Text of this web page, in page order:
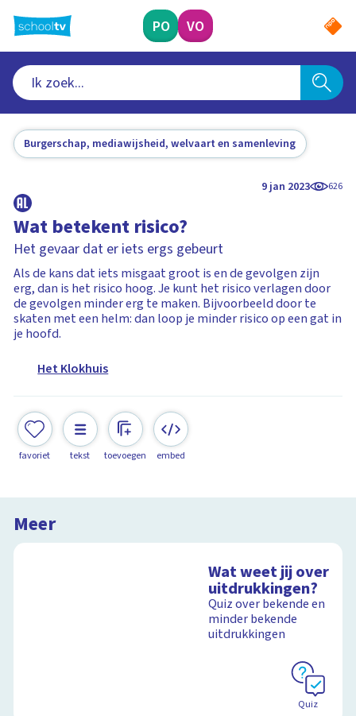
naar
hoofdinhoud
PO VO
Burgerschap, mediawijsheid, welvaart en samenleving
9 jan 2023 626
Wat betekent risico?
Het gevaar dat er iets ergs gebeurt
Als de kans dat iets misgaat groot is en de gevolgen zijn
erg, dan is het risico hoog. Je kunt het risico verlagen door
de gevolgen minder erg te maken. Bijvoorbeeld door te
skaten met een helm: dan loop je minder risico op een gat in
je hoofd.
Het Klokhuis
favoriet tekst toevoegen embed
Meer
Wat weet jij over
uitdrukkingen?
Quiz over bekende en
minder bekende
uitdrukkingen
Quiz